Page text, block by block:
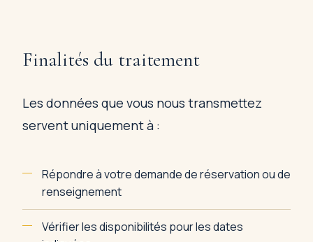
Finalités du traitement
Les données que vous nous transmettez
servent uniquement à :
Répondre à votre demande de réservation ou de
renseignement
Vérifier les disponibilités pour les dates